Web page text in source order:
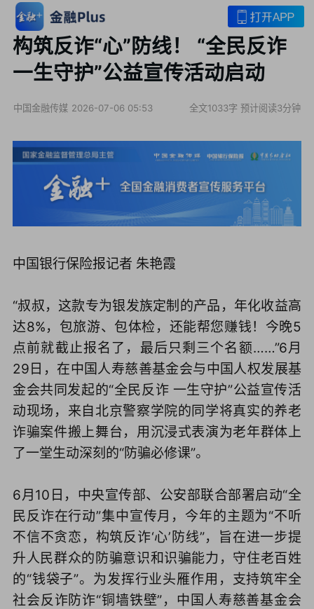
构筑反诈“心”防线！ “全民反诈
一生守护”公益宣传活动启动
中国金融传媒 2026-07-06 05:53 全文1033字 预计阅读3分钟
中国银行保险报记者 朱艳霞
“叔叔，这款专为银发族定制的产品，年化收益高
达8%，包旅游、包体检，还能帮您赚钱！今晚5
点前就截止报名了，最后只剩三个名额……”6月
29日，在中国人寿慈善基金会与中国人权发展基
金会共同发起的“全民反诈 一生守护”公益宣传活
动现场，来自北京警察学院的同学将真实的养老
诈骗案件搬上舞台，用沉浸式表演为老年群体上
了一堂生动深刻的“防骗必修课”。
6月10日，中央宣传部、公安部联合部署启动“全
民反诈在行动”集中宣传月，今年的主题为“不听
不信不贪恋，构筑反诈‘心’防线”，旨在进一步提
升人民群众的防骗意识和识骗能力，守住老百姓
的“钱袋子”。为发挥行业头雁作用，支持筑牢全
社会反诈防诈“铜墙铁壁”，中国人寿慈善基金会